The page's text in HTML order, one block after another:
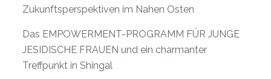
Zukunftsperspektiven im Nahen Osten
Das EMPOWERMENT-PROGRAMM FÜR JUNGE
JESIDISCHE FRAUEN und ein charmanter
Treffpunkt in Shingal